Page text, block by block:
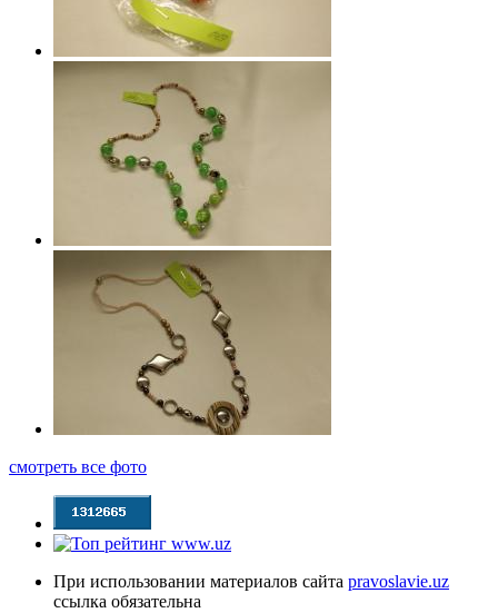
смотреть все фото
При использовании материалов сайта pravoslavie.uz
ссылка обязательна